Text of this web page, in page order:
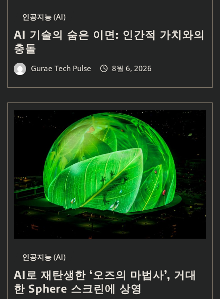
인공지능 (AI)
AI 기술의 숨은 이면: 인간적 가치와의
충돌
Gurae Tech Pulse 8월 6, 2026
인공지능 (AI)
AI로 재탄생한 ‘오즈의 마법사’, 거대
한 Sphere 스크린에 상영